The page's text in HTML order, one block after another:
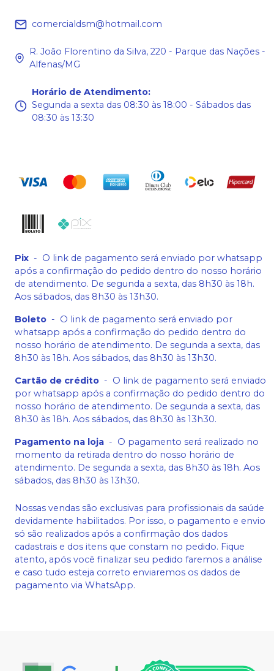
comercialdsm@hotmail.com
R. João Florentino da Silva, 220 - Parque das Nações -
Alfenas/MG
Horário de Atendimento:
Segunda a sexta das 08:30 às 18:00 - Sábados das
08:30 às 13:30
Pix - O link de pagamento será enviado por whatsapp
após a confirmação do pedido dentro do nosso horário
de atendimento. De segunda a sexta, das 8h30 às 18h.
Aos sábados, das 8h30 às 13h30.
Boleto - O link de pagamento será enviado por
whatsapp após a confirmação do pedido dentro do
nosso horário de atendimento. De segunda a sexta, das
8h30 às 18h. Aos sábados, das 8h30 às 13h30.
Cartão de crédito - O link de pagamento será enviado
por whatsapp após a confirmação do pedido dentro do
nosso horário de atendimento. De segunda a sexta, das
8h30 às 18h. Aos sábados, das 8h30 às 13h30.
Pagamento na loja - O pagamento será realizado no
momento da retirada dentro do nosso horário de
atendimento. De segunda a sexta, das 8h30 às 18h. Aos
sábados, das 8h30 às 13h30.
Nossas vendas são exclusivas para profissionais da saúde
devidamente habilitados. Por isso, o pagamento e envio
só são realizados após a confirmação dos dados
cadastrais e dos itens que constam no pedido. Fique
atento, após você finalizar seu pedido faremos a análise
e caso tudo esteja correto enviaremos os dados de
pagamento via WhatsApp.